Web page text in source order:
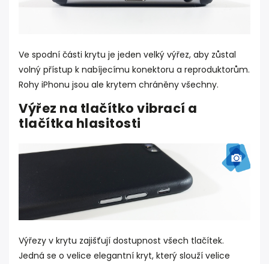
Ve spodní části krytu je jeden velký výřez, aby zůstal
volný přístup k nabíjecímu konektoru a reproduktorům.
Rohy iPhonu jsou ale krytem chráněny všechny.
Výřez na tlačítko vibrací a
tlačítka hlasitosti
Výřezy v krytu zajišťují dostupnost všech tlačítek.
Jedná se o velice elegantní kryt, který slouží velice